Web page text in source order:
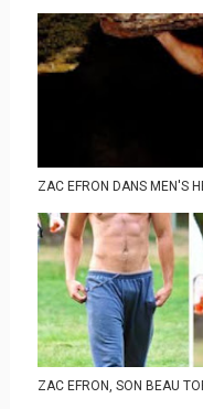
ZAC EFRON DANS MEN'S
ZAC EFRON, SON BEAU